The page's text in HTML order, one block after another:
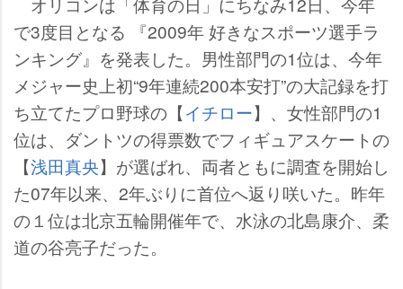
で3度目となる 『2009年 好きなスポーツ選手ラ
ンキング』を発表した。男性部門の1位は、今年
メジャー史上初“9年連続200本安打”の大記録を打
ち立てたプロ野球の【イチロー】、女性部門の1
位は、ダントツの得票数でフィギュアスケートの
【浅田真央】が選ばれ、両者ともに調査を開始し
た07年以来、2年ぶりに首位へ返り咲いた。昨年
の１位は北京五輪開催年で、水泳の北島康介、柔
道の谷亮子だった。